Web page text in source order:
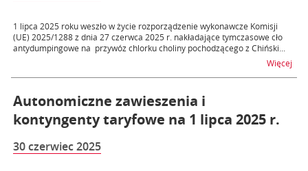
1 lipca 2025 roku weszło w życie rozporządzenie wykonawcze Komisji
(UE) 2025/1288 z dnia 27 czerwca 2025 r. nakładające tymczasowe cło
antydumpingowe na przywóz chlorku choliny pochodzącego z Chiński...
Więcej
Autonomiczne zawieszenia i
kontyngenty taryfowe na 1 lipca 2025 r.
30 czerwiec 2025